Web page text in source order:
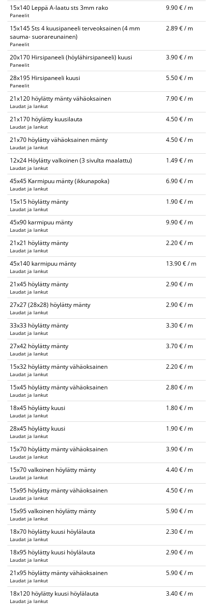
15x140 Leppä A-laatu sts 3mm rako
Paneelit
9.90 € / m
15x145 Sts 4 kuusipaneeli terveoksainen (4 mm
sauma- suorareunainen)
Paneelit
2.89 € / m
20x170 Hirsipaneeli (höylähirsipaneeli) kuusi
Paneelit
3.90 € / m
28x195 Hirsipaneeli kuusi
Paneelit
5.50 € / m
21x120 höylätty mänty vähäoksainen
Laudat ja lankut
7.90 € / m
21x170 höylätty kuusilauta
Laudat ja lankut
4.50 € / m
21x70 höylätty vähäoksainen mänty
Laudat ja lankut
4.50 € / m
12x24 Höylätty valkoinen (3 sivulta maalattu)
Laudat ja lankut
1.49 € / m
45x45 Karmipuu mänty (ikkunapoka)
Laudat ja lankut
6.90 € / m
15x15 höylätty mänty
Laudat ja lankut
1.90 € / m
45x90 karmipuu mänty
Laudat ja lankut
9.90 € / m
21x21 höylätty mänty
Laudat ja lankut
2.20 € / m
45x140 karmipuu mänty
Laudat ja lankut
13.90 € / m
21x45 höylätty mänty
Laudat ja lankut
2.90 € / m
27x27 (28x28) höylätty mänty
Laudat ja lankut
2.90 € / m
33x33 höylätty mänty
Laudat ja lankut
3.30 € / m
27x42 höylätty mänty
Laudat ja lankut
3.70 € / m
15x32 höylätty mänty vähäoksainen
Laudat ja lankut
2.20 € / m
15x45 höylätty mänty vähäoksainen
Laudat ja lankut
2.80 € / m
18x45 höylätty kuusi
Laudat ja lankut
1.80 € / m
28x45 höylätty kuusi
Laudat ja lankut
1.90 € / m
15x70 höylätty mänty vähäoksainen
Laudat ja lankut
3.90 € / m
15x70 valkoinen höylätty mänty
Laudat ja lankut
4.40 € / m
15x95 höylätty mänty vähäoksainen
Laudat ja lankut
4.50 € / m
15x95 valkoinen höylätty mänty
Laudat ja lankut
5.90 € / m
18x70 höylätty kuusi höylälauta
Laudat ja lankut
2.30 € / m
18x95 höylätty kuusi höylälauta
Laudat ja lankut
2.90 € / m
21x95 höylätty mänty vähäoksainen
Laudat ja lankut
5.90 € / m
18x120 höylätty kuusi höylälauta
Laudat ja lankut
3.40 € / m